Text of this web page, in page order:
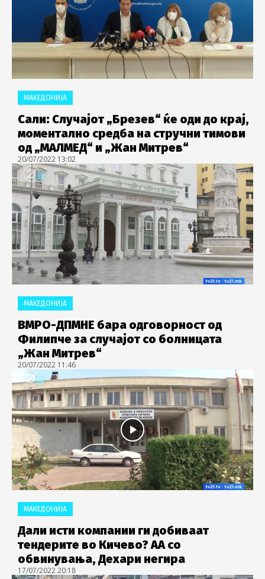
МАКЕДОНИЈА
Сали: Случајот „Брезев“ ќе оди до крај,
моментaлно средба на стручни тимови
од „МАЛМЕД“ и „Жан Митрев“
20/07/2022 13:02
МАКЕДОНИЈА
ВМРО-ДПМНЕ бара одговорност од
Филипче за случајот со болницата
„Жан Митрев“
20/07/2022 11:46
МАКЕДОНИЈА
Дали исти компании ги добиваат
тендерите во Кичево? АА со
обвинувања, Дехари негира
17/07/2022 20:18